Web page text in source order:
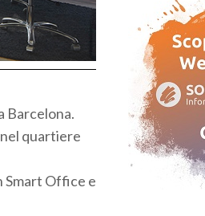
Barcelona.
quartiere
Smart Office e